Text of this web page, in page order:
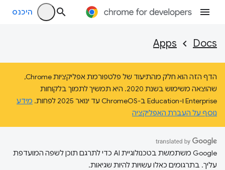
היכנס
Docs
Apps
הדף הזה הוא חלק מהתיעוד של פלטפורמת אפליקציות Chrome,
שהוצאה משימוש בשנת 2020. היא תמשיך לתמוך בלקוחות
Enterprise ו-Education ב-ChromeOS עד ינואר 2025 לפחות.
מידע
נוסף על העברת האפליקציה
‫Google משתמשת בטכנולוגיית AI כדי לתרגם תוכן לשפה המועדפת
עליך. בתרגומים כאלו עשויות להיות שגיאות.